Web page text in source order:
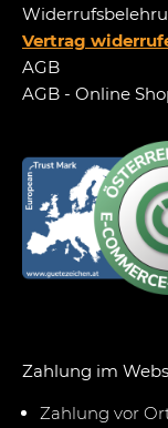
Vertrag
AGB
AGB - Online
Zahlung im
Zahlung vor